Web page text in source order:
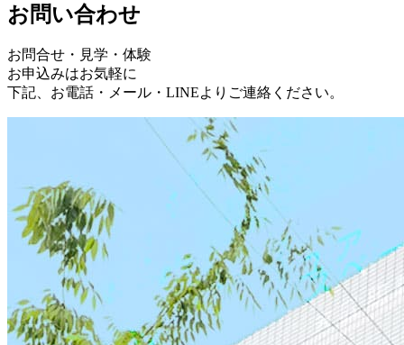
お問い合わせ
お問合せ・見学・体験
お申込みはお気軽に
下記、お電話・メール・LINEよりご連絡ください。